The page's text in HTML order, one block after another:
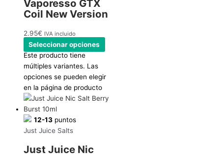
Vaporesso GTX
Coil New Version
2.95€ IVA incluido
Seleccionar opciones
Este producto tiene
múltiples variantes. Las
opciones se pueden elegir
en la página de producto
12-13 puntos
Just Juice Salts
Just Juice Nic